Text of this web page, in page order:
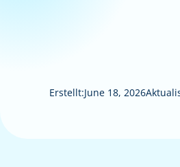
Erstellt:June 18, 2026